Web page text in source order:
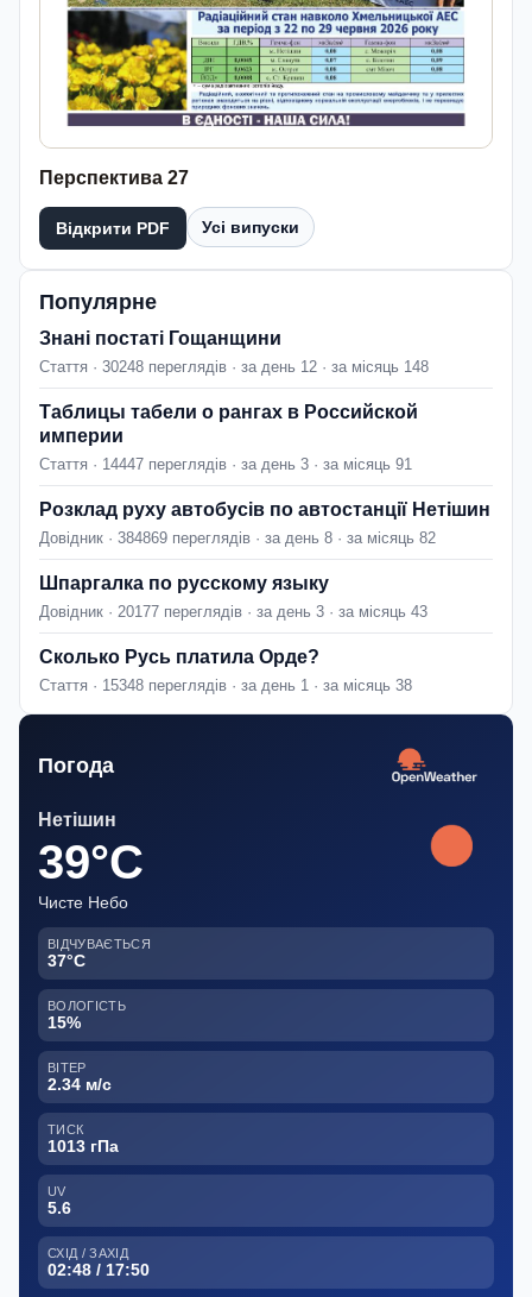
Перспектива 27
Відкрити PDF Усі випуски
Популярне
Знані постаті Гощанщини
Стаття · 30248 переглядів · за день 12 · за місяць 148
Таблицы табели о рангах в Российской
империи
Стаття · 14447 переглядів · за день 3 · за місяць 91
Розклад руху автобусів по автостанції Нетішин
Довідник · 384869 переглядів · за день 8 · за місяць 82
Шпаргалка по русскому языку
Довідник · 20177 переглядів · за день 3 · за місяць 43
Сколько Русь платила Орде?
Стаття · 15348 переглядів · за день 1 · за місяць 38
Погода
Нетішин
39°C
Чисте Небо
ВІДЧУВАЄТЬСЯ
37°C
ВОЛОГІСТЬ
15%
ВІТЕР
2.34 м/с
ТИСК
1013 гПа
UV
5.6
СХІД / ЗАХІД
02:48 / 17:50